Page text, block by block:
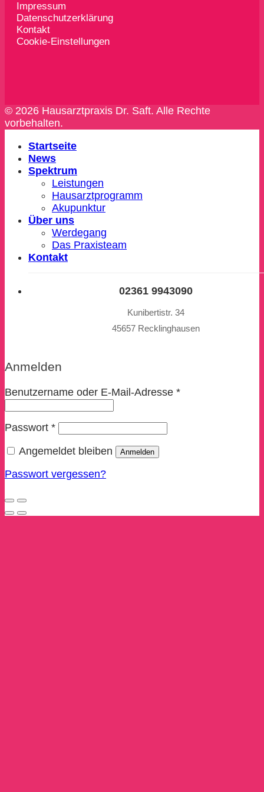
Impressum
Datenschutzerklärung
Kontakt
Cookie-Einstellungen
© 2026 Hausarztpraxis Dr. Saft. Alle Rechte
vorbehalten.
Startseite
News
Spektrum
Leistungen
Hausarztprogramm
Akupunktur
Über uns
Werdegang
Das Praxisteam
Kontakt
02361 9943090
Kunibertistr. 34
45657 Recklinghausen
Anmelden
Benutzername oder E-Mail-Adresse *
Passwort *
Angemeldet bleiben
Anmelden
Passwort vergessen?